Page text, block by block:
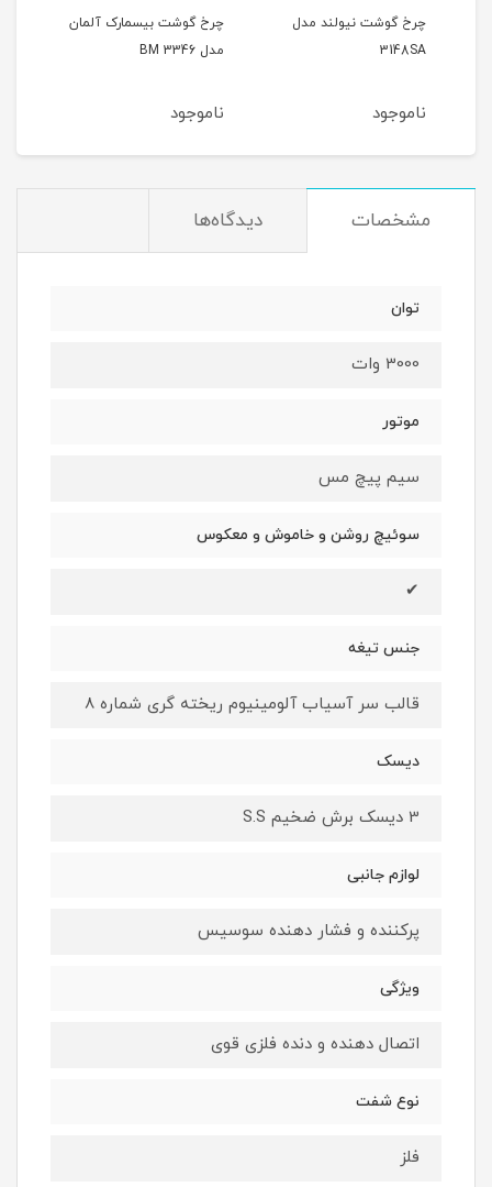
چرخ گوشت نیولند مدل
3148SA
ناموجود
چرخ گوشت بیسمارک آلمان
مدل BM 3346
ناموجود
مشخصات دیدگاه‌ها
توان
3000 وات
موتور
سیم پیچ مس
سوئیچ روشن و خاموش و معکوس
✔
جنس تیغه
قالب سر آسیاب آلومینیوم ریخته گری شماره 8
دیسک
3 دیسک برش ضخیم S.S
لوازم جانبی
پرکننده و فشار دهنده سوسیس
ویژگی
اتصال دهنده و دنده فلزی قوی
نوع شفت
فلز